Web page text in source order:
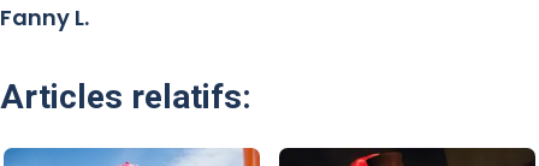
Fanny L.
Articles relatifs: